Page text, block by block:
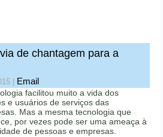
de chantagem para a
Email
facilitou muito a vida dos
e usuários de serviços das
Mas a mesma tecnologia que
por vezes pode ser uma ameaça à
de pessoas e empresas.